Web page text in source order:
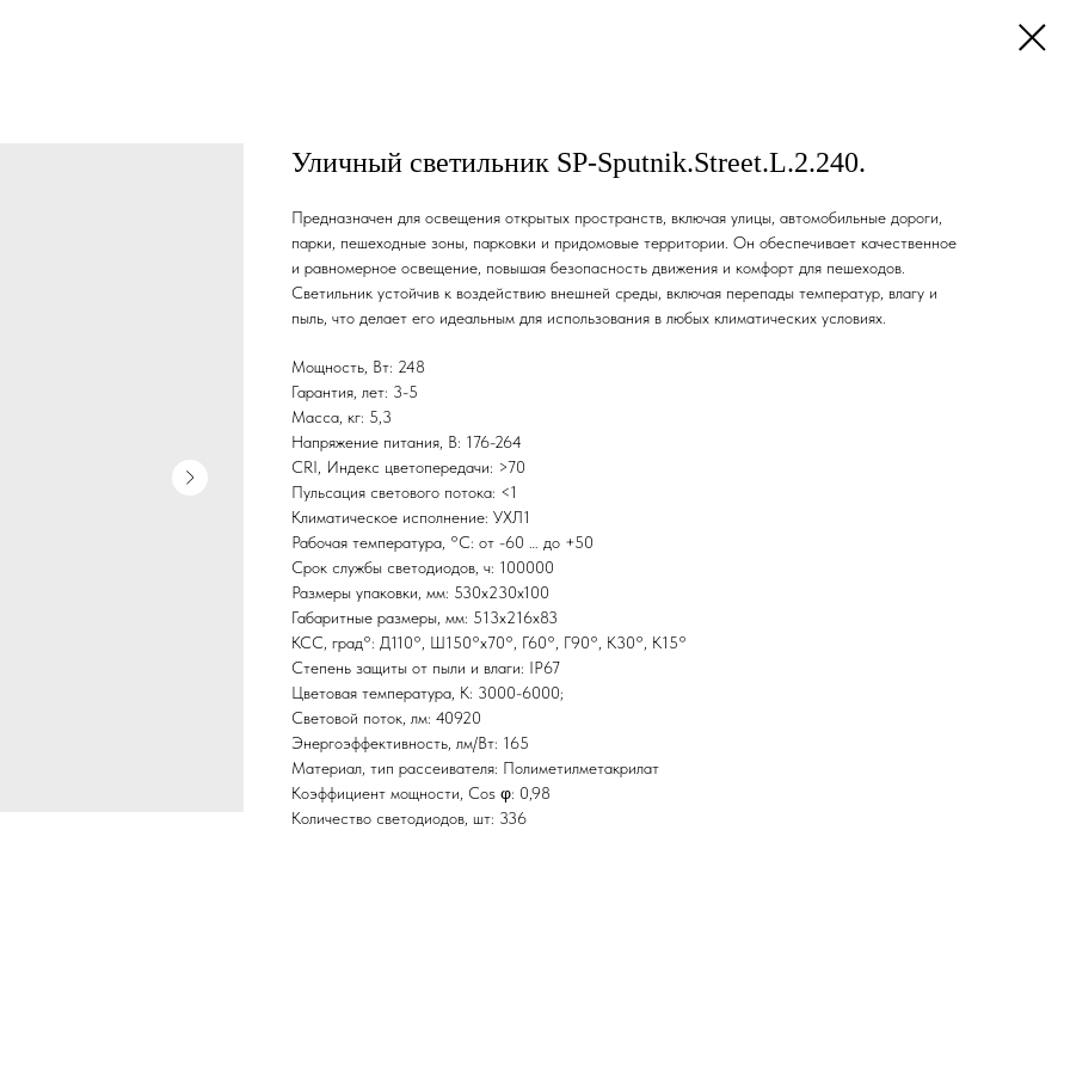
Уличный светильник SP-Sputnik.Street.L.2.240.
Предназначен для освещения открытых пространств, включая улицы, автомобильные дороги,
парки, пешеходные зоны, парковки и придомовые территории. Он обеспечивает качественное
и равномерное освещение, повышая безопасность движения и комфорт для пешеходов.
Светильник устойчив к воздействию внешней среды, включая перепады температур, влагу и
пыль, что делает его идеальным для использования в любых климатических условиях.
Мощность, Вт: 248
Гарантия, лет: 3-5
Масса, кг: 5,3
Напряжение питания, В: 176-264
CRI, Индекс цветопередачи: >70
Пульсация светового потока: <1
Климатическое исполнение: УХЛ1
Рабочая температура, °С: от -60 … до +50
Срок службы светодиодов, ч: 100000
Размеры упаковки, мм: 530х230х100
Габаритные размеры, мм: 513x216x83
КСС, град°: Д110°, Ш150°х70°, Г60°, Г90°, К30°, К15°
Степень защиты от пыли и влаги: IP67
Цветовая температура, K: 3000-6000;
Световой поток, лм: 40920
Энергоэффективность, лм/Вт: 165
Материал, тип рассеивателя: Полиметилметакрилат
Коэффициент мощности, Cos φ: 0,98
Количество светодиодов, шт: 336